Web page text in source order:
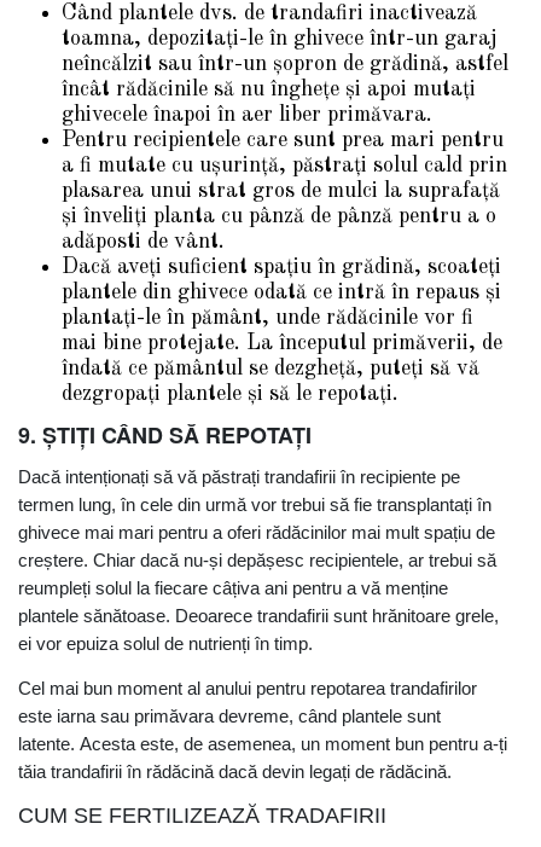
Când plantele dvs. de trandafiri inactivează
toamna, depozitați-le în ghivece într-un garaj
neîncălzit sau într-un șopron de grădină, astfel
încât rădăcinile să nu înghețe și apoi mutați
ghivecele înapoi în aer liber primăvara.
Pentru recipientele care sunt prea mari pentru
a fi mutate cu ușurință, păstrați solul cald prin
plasarea unui strat gros de mulci la suprafață
și înveliți planta cu pânză de pânză pentru a o
adăposti de vânt.
Dacă aveți suficient spațiu în grădină, scoateți
plantele din ghivece odată ce intră în repaus și
plantați-le în pământ, unde rădăcinile vor fi
mai bine protejate. La începutul primăverii, de
îndată ce pământul se dezgheță, puteți să vă
dezgropați plantele și să le repotați.
9. ȘTIȚI CÂND SĂ REPOTAȚI
Dacă intenționați să vă păstrați trandafirii în recipiente pe
termen lung, în cele din urmă vor trebui să fie transplantați în
ghivece mai mari pentru a oferi rădăcinilor mai mult spațiu de
creștere. Chiar dacă nu-și depășesc recipientele, ar trebui să
reumpleți solul la fiecare câțiva ani pentru a vă menține
plantele sănătoase. Deoarece trandafirii sunt hrănitoare grele,
ei vor epuiza solul de nutrienți în timp.
Cel mai bun moment al anului pentru repotarea trandafirilor
este iarna sau primăvara devreme, când plantele sunt
latente. Acesta este, de asemenea, un moment bun pentru a-ți
tăia trandafirii în rădăcină dacă devin legați de rădăcină.
CUM SE FERTILIZEAZĂ TRADAFIRII